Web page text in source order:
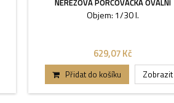
NEREZOVÁ PORCOVAČKA OVÁLNÍ
Objem: 1/30 l.
629,07 Kč
Přidat do košíku Zobrazit